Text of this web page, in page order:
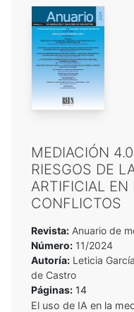
MEDIACIÓN
RIESGOS DE
ARTIFICIAL EN
CONFLICTOS
Revista: Anuario de
Número: 11/2024
Autoría: Leticia
de Castro
Páginas: 14
El uso de IA en la